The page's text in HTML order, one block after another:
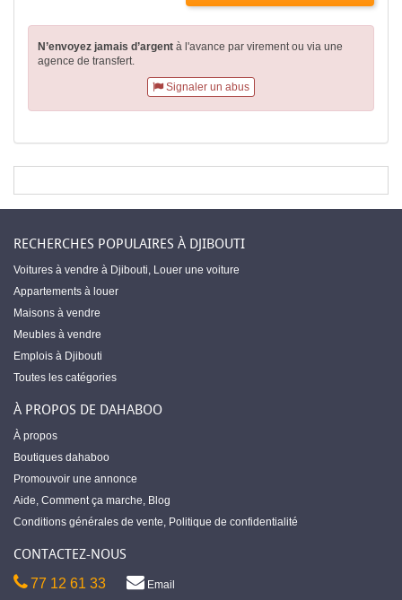
N’envoyez jamais d’argent à l'avance par virementou via une
agence de transfert.
Signaler un abus
RECHERCHES POPULAIRES À DJIBOUTI
Voitures à vendre à Djibouti, Louer une voiture
Appartements à louer
Maisons à vendre
Meubles à vendre
Emplois à Djibouti
Toutes les catégories
À PROPOS DE DAHABOO
À propos
Boutiques dahaboo
Promouvoir une annonce
Aide, Comment ça marche, Blog
Conditions générales de vente, Politique de confidentialité
CONTACTEZ-NOUS
77 12 61 33 Email